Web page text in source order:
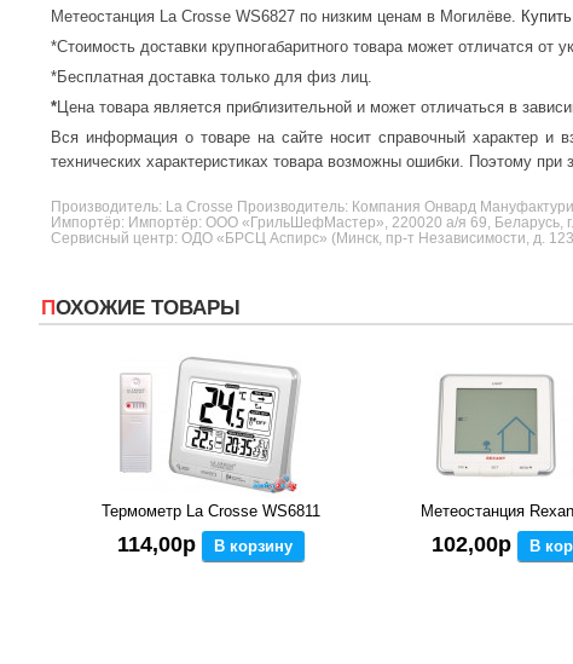
Метеостанция La Crosse WS6827 по низким ценам в Могилёве.
*Стоимость доставки крупногабаритного товара может отличатся от
*Бесплатная доставка только для физ лиц.
*Цена товара является приблизительной и может отличаться в
Вся информация о товаре на сайте носит справочный характер и
технических характеристиках товара возможны ошибки. Поэтому
Производитель: La Crosse Производитель: Компания Онвард
Импортёр: Импортёр: ООО «ГрильШефМастер», 220020 а/я 69, Беларусь, г.
Сервисный центр: ОДО «БРСЦ Аспирс» (Минск, пр-т Независимости, д.
ПОХОЖИЕ ТОВАРЫ
Термометр La Crosse WS6811
114,00р В корзину
Метеостанция
102,00р В